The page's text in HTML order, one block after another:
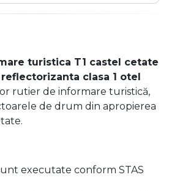
turistica T1 castel cetate
clasa 1 otel
rutier de informare turistică,
de drum din apropierea
executate conform STAS